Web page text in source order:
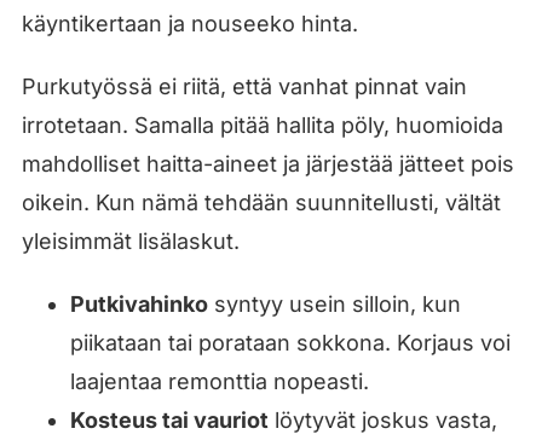
käyntikertaan ja nouseeko hinta.
Purkutyössä ei riitä, että vanhat pinnat vain
irrotetaan. Samalla pitää hallita pöly, huomioida
mahdolliset haitta-aineet ja järjestää jätteet pois
oikein. Kun nämä tehdään suunnitellusti, vältät
yleisimmät lisälaskut.
Putkivahinkosyntyy usein silloin, kun
piikataan tai porataan sokkona. Korjaus voi
laajentaa remonttia nopeasti.
Kosteus tai vauriot löytyvät joskus vasta,